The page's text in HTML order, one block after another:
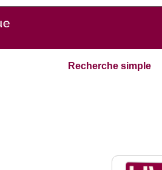
Recherche simple